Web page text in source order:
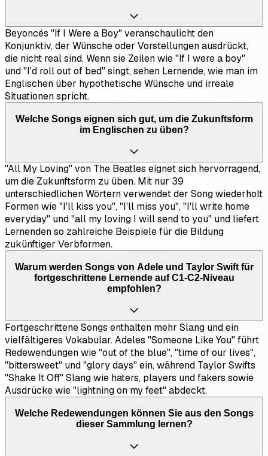
Beyoncés "If I Were a Boy" veranschaulicht den
Konjunktiv, der Wünsche oder Vorstellungen ausdrückt,
die nicht real sind. Wenn sie Zeilen wie "If I were a boy"
und "I'd roll out of bed" singt, sehen Lernende, wie man im
Englischen über hypothetische Wünsche und irreale
Situationen spricht.
Welche Songs eignen sich gut, um die Zukunftsform
im Englischen zu üben?
"All My Loving" von The Beatles eignet sich hervorragend,
um die Zukunftsform zu üben. Mit nur 39
unterschiedlichen Wörtern verwendet der Song wiederholt
Formen wie "I'll kiss you", "I'll miss you", "I'll write home
everyday" und "all my loving I will send to you" und liefert
Lernenden so zahlreiche Beispiele für die Bildung
zukünftiger Verbformen.
Warum werden Songs von Adele und Taylor Swift für
fortgeschrittene Lernende auf C1-C2-Niveau
empfohlen?
Fortgeschrittene Songs enthalten mehr Slang und ein
vielfältigeres Vokabular. Adeles "Someone Like You" führt
Redewendungen wie "out of the blue", "time of our lives",
"bittersweet" und "glory days" ein, während Taylor Swifts
"Shake It Off" Slang wie haters, players und fakers sowie
Ausdrücke wie "lightning on my feet" abdeckt.
Welche Redewendungen können Sie aus den Songs
dieser Sammlung lernen?